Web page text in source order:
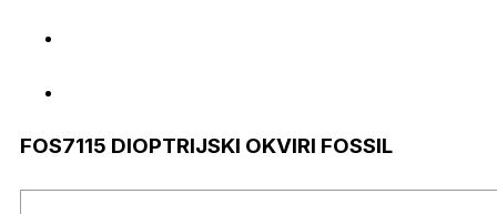
FOS7115 DIOPTRIJSKI OKVIRI FOSSIL